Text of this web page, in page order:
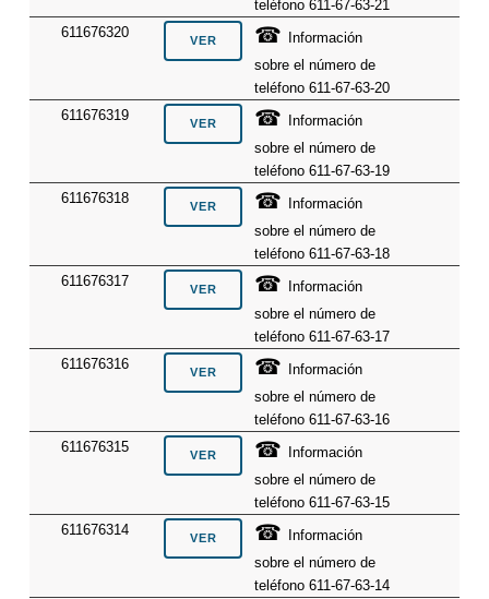
teléfono 611-67-63-21
611676320
☎ Información
sobre el número de
teléfono 611-67-63-20
611676319
☎ Información
sobre el número de
teléfono 611-67-63-19
611676318
☎ Información
sobre el número de
teléfono 611-67-63-18
611676317
☎ Información
sobre el número de
teléfono 611-67-63-17
611676316
☎ Información
sobre el número de
teléfono 611-67-63-16
611676315
☎ Información
sobre el número de
teléfono 611-67-63-15
611676314
☎ Información
sobre el número de
teléfono 611-67-63-14